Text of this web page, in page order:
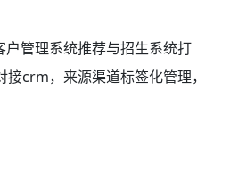
管理系统推荐与招生系统打
crm，来源渠道标签化管理，